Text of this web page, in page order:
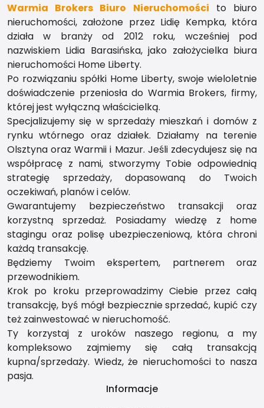
Warmia Brokers Biuro Nieruchomości to biuro
nieruchomości, założone przez Lidię Kempka, która
działa w branży od 2012 roku, wcześniej pod
nazwiskiem Lidia Barasińska, jako założycielka biura
nieruchomości Home Liberty.
Po rozwiązaniu spółki Home Liberty, swoje wieloletnie
doświadczenie przeniosła do Warmia Brokers, firmy,
której jest wyłączną właścicielką.
Specjalizujemy się w sprzedaży mieszkań i domów z
rynku wtórnego oraz działek. Działamy na terenie
Olsztyna oraz Warmii i Mazur. Jeśli zdecydujesz się na
współpracę z nami, stworzymy Tobie odpowiednią
strategię sprzedaży, dopasowaną do Twoich
oczekiwań, planów i celów.
Gwarantujemy bezpieczeństwo transakcji oraz
korzystną sprzedaż. Posiadamy wiedzę z home
stagingu oraz polisę ubezpieczeniową, która chroni
każdą transakcję.
Będziemy Twoim ekspertem, partnerem oraz
przewodnikiem.
Krok po kroku przeprowadzimy Ciebie przez całą
transakcję, byś mógł bezpiecznie sprzedać, kupić czy
też zainwestować w nieruchomość.
Ty korzystaj z uroków naszego regionu, a my
kompleksowo zajmiemy się całą transakcją
kupna/sprzedaży. Wiedz, że nieruchomości to nasza
pasja.
Informacje